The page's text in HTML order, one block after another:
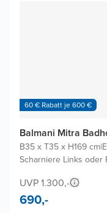
60 € Rabatt je 600 €
Balmani Mitra
B35 x T35 x H169 cm|
Scharniere Links oder
UVP 1.300,-
690,-